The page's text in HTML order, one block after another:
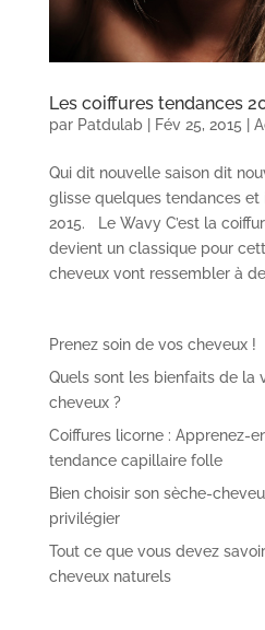
Les coiffures tendances
par Patdulab| Fév 25, 2015
Qui dit nouvelle saison dit
glisse quelques tendances
2015. Le Wavy C’est la
devient un classique pour
cheveux vont ressembler à
Prenez soin de vos cheveux !
Quels sont les bienfaits de la
cheveux ?
Coiffures licorne : Apprenez-
tendance capillaire folle
Bien choisir son sèche-
privilégier
Tout ce que vous devez
cheveux naturels